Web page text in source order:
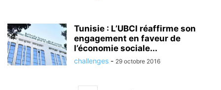
Tunisie : L’UBCI réaffirme son
engagement en faveur de
l’économie sociale...
challenges - 29 octobre 2016